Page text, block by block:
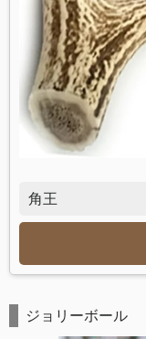
角王
ジョリーボール